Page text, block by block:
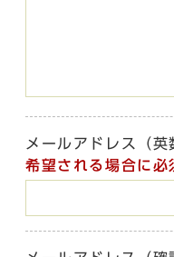
メールアドレス（英
希望される場合に必